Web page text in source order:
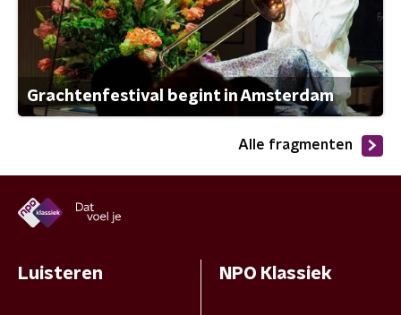
Grachtenfestival begint in Amsterdam
Alle fragmenten
Luisteren NPO Klassiek